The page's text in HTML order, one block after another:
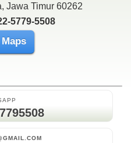
Jawa Timur 60262
5779-5508